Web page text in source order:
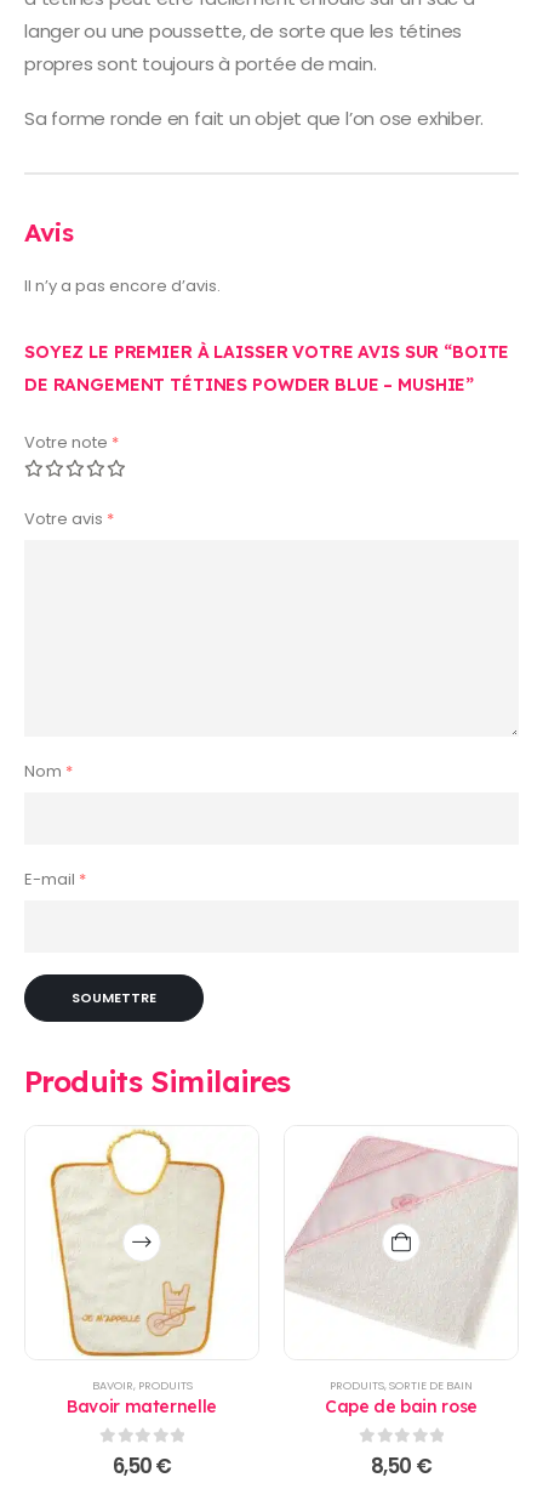
langer ou une poussette, de sorte que les tétines
propres sont toujours à portée de main.
Sa forme ronde en fait un objet que l’on ose exhiber.
Avis
Il n’y a pas encore d’avis.
SOYEZ LE PREMIER À LAISSER VOTRE AVIS SUR “BOITE
DE RANGEMENT TÉTINES POWDER BLUE – MUSHIE”
Votre note *
Votre avis *
Nom *
E-mail *
Produits Similaires
Ce
produit
plusieurs
variations.
Les
options
peuvent
être
choisies
sur
BAVOIR, PRODUITS
Bavoir maternelle
sur 5
6,50€
PRODUITS,SORTIE DE BAIN
Cape de bain rose
sur 5
8,50 €